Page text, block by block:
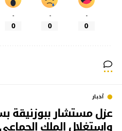
-
0
-
0
-
0
أخبار
عزل مستشار ببوزنيقة